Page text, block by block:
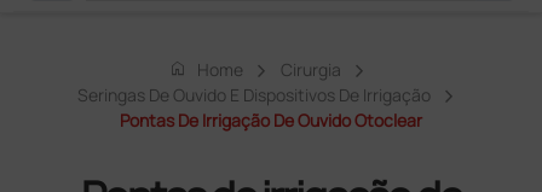
home Home
Cirurgia
Seringas De Ouvido E Dispositivos De Irrigação
Pontas De Irrigação De Ouvido Otoclear